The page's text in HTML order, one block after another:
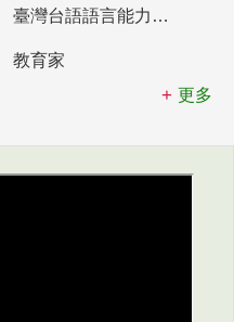
臺灣台語語言能力認證網站
教育家
更多